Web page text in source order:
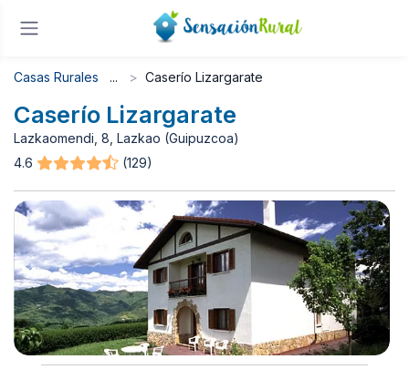
Casas Rurales Caserío Lizargarate
Caserío Lizargarate
Lazkaomendi, 8, Lazkao (Guipuzcoa)
4.6
(129)